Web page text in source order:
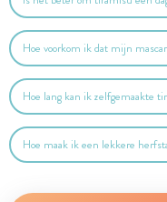
Hoe voorkom ik dat mijn
Hoe lang kan ik zelfgemaakte
Hoe maak ik een lekkere